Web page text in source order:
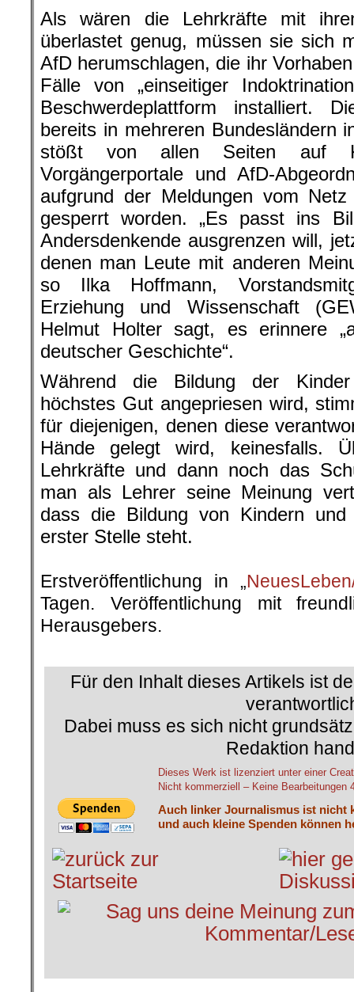
Als wären die Lehrkräfte mit
überlastet genug, müssen sie sich
AfD herumschlagen, die ihr
Fälle von „einseitiger
Beschwerdeplattform installiert.
bereits in mehreren Bundesländern
stößt von allen Seiten auf
Vorgängerportale und AfD-
aufgrund der Meldungen vom
gesperrt worden. „Es passt ins
Andersdenkende ausgrenzen will,
denen man Leute mit anderen
so Ilka Hoffmann,
Erziehung und Wissenschaft
Helmut Holter sagt, es erinnere
deutscher Geschichte“.
Während die Bildung der
höchstes Gut angepriesen wird,
für diejenigen, denen diese
Hände gelegt wird, keinesfalls.
Lehrkräfte und dann noch das
man als Lehrer seine Meinung
dass die Bildung von Kindern und
erster Stelle steht.
Erstveröffentlichung in „
Tagen. Veröffentlichung mit
Herausgebers.
Für den Inhalt dieses Artikels ist
Dabei muss es sich nicht
Redaktion
Dieses Werk ist lizenziert unter einer
Nicht kommerziell – Keine Bearbeitungen
Auch linker Journalismus ist nicht
und auch kleine Spenden können